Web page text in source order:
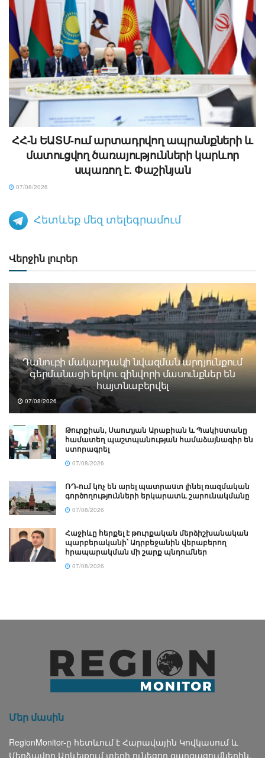
ՀՀ-ն ԵԱՏՄ-ում արտադրվող ապրանքների և
մատուցվող ծառայությունների կարևոր
սպառող է. Փաշինյան
07/08/2026
Հետևեք մեզ տելեգրամում
Վերջին լուրեր
Դանուբի մակարդակի նվազման արդյունքում
գերմանացի երկու զինվորի մասունքներ են
հայտնաբերվել
07/08/2026
Թուրքիան, Սաուդյան Արաբիան և Պակիստանը
համատեղ պաշտպանության համաձայնագիր են
ստորագրել
07/08/2026
ՌԴ-ում կոչ են արել պատրաստ լինել ռազմական
գործողությունների երկարատև շարունակմանը
07/08/2026
Հաջիևը հերքել է թուրքական մերձիշխանական
պարբերականի՝ Ադրբեջանին վերաբերող
հրապարակման մի շարք պնդումներ
07/08/2026
Մեր մասին
RegionMonitor-ը հետևում է Հարավային Կովկասում և
Մերձավոր Արևելքում տեղի ունեցող զարգացումներին,